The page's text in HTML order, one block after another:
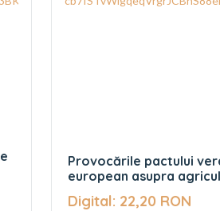
Provocările pactului
european asupra
spațiului rural
Digital: 22,20 RON